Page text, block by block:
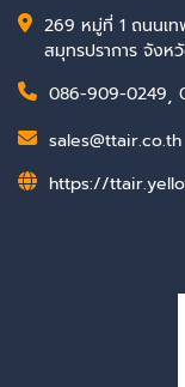
269 หมู่ที่ 1 ถนนเท
สมุทรปราการ จังห
086-909-0249,
sales@ttair.co.th
https://